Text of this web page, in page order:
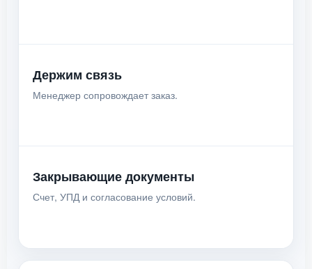
Держим связь
Менеджер сопровождает заказ.
Закрывающие документы
Счет, УПД и согласование условий.